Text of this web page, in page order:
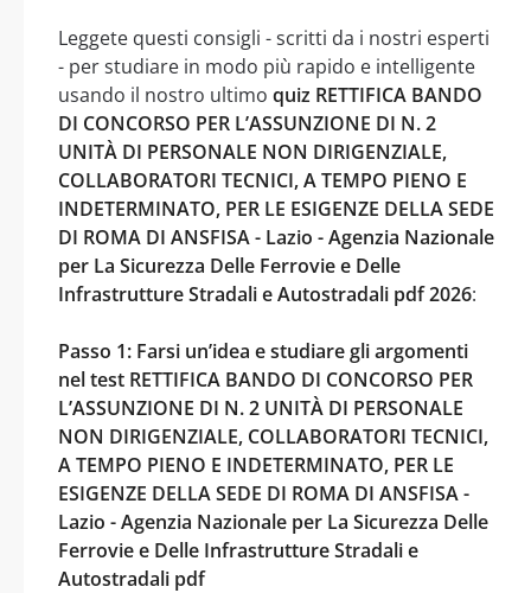
Leggete questi consigli - scritti da i nostri esperti
- per studiare in modo più rapido e intelligente
usando il nostro ultimo quiz RETTIFICA BANDO
DI CONCORSO PER L’ASSUNZIONE DI N. 2
UNITÀ DI PERSONALE NON DIRIGENZIALE,
COLLABORATORI TECNICI, A TEMPO PIENO E
INDETERMINATO, PER LE ESIGENZE DELLA SEDE
DI ROMA DI ANSFISA - Lazio - Agenzia Nazionale
per La Sicurezza Delle Ferrovie e Delle
Infrastrutture Stradali e Autostradali pdf 2026:
Passo 1: Farsi un’idea e studiare gli argomenti
nel test RETTIFICA BANDO DI CONCORSO PER
L’ASSUNZIONE DI N. 2 UNITÀ DI PERSONALE
NON DIRIGENZIALE, COLLABORATORI TECNICI,
A TEMPO PIENO E INDETERMINATO, PER LE
ESIGENZE DELLA SEDE DI ROMA DI ANSFISA -
Lazio - Agenzia Nazionale per La Sicurezza Delle
Ferrovie e Delle Infrastrutture Stradali e
Autostradali pdf